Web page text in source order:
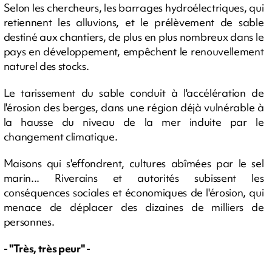
Selon les chercheurs, les barrages hydroélectriques, qui
retiennent les alluvions, et le prélèvement de sable
destiné aux chantiers, de plus en plus nombreux dans le
pays en développement, empêchent le renouvellement
naturel des stocks.
Le tarissement du sable conduit à l'accélération de
l'érosion des berges, dans une région déjà vulnérable à
la hausse du niveau de la mer induite par le
changement climatique.
Maisons qui s'effondrent, cultures abîmées par le sel
marin... Riverains et autorités subissent les
conséquences sociales et économiques de l'érosion, qui
menace de déplacer des dizaines de milliers de
personnes.
- "Très, très peur" -